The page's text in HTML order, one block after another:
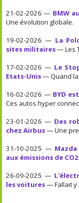
21-02-2026 — BMW
Une évolution globale.
19-02-2026 — La
sites militaires— Les
17-02-2026 — Le
Etats-Unis— Quand la
16-02-2026 — BYD
Ces autos hyper
23-01-2026 — Des
chez Airbus— Une
31-10-2025 —
aux émissions de
26-09-2025 —
les voitures— Fallait y